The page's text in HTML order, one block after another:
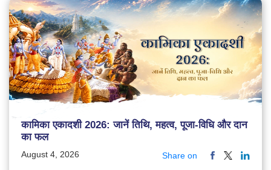
कामिका एकादशी 2026: जानें तिथि, महत्व, पूजा-विधि और दान
का फल
August 4, 2026 Share on